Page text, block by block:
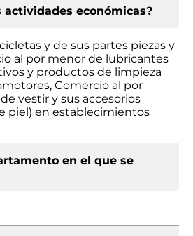
actividades económicas?
y de sus partes piezas y
al por menor de lubricantes
y productos de limpieza
Comercio al por
vestir y sus accesorios
piel) en establecimientos
en el que se